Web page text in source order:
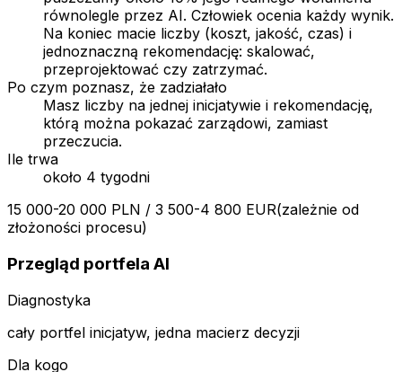
równolegle przez AI. Człowiek ocenia każdy wynik.
Na koniec macie liczby (koszt, jakość, czas) i
jednoznaczną rekomendację: skalować,
przeprojektować czy zatrzymać.
Po czym poznasz, że zadziałało
Masz liczby na jednej inicjatywie i rekomendację,
którą można pokazać zarządowi, zamiast
przeczucia.
Ile trwa
około 4 tygodni
15 000-20 000 PLN / 3 500-4 800 EUR(zależnie od
złożoności procesu)
Przegląd portfela AI
Diagnostyka
cały portfel inicjatyw, jedna macierz decyzji
Dla kogo